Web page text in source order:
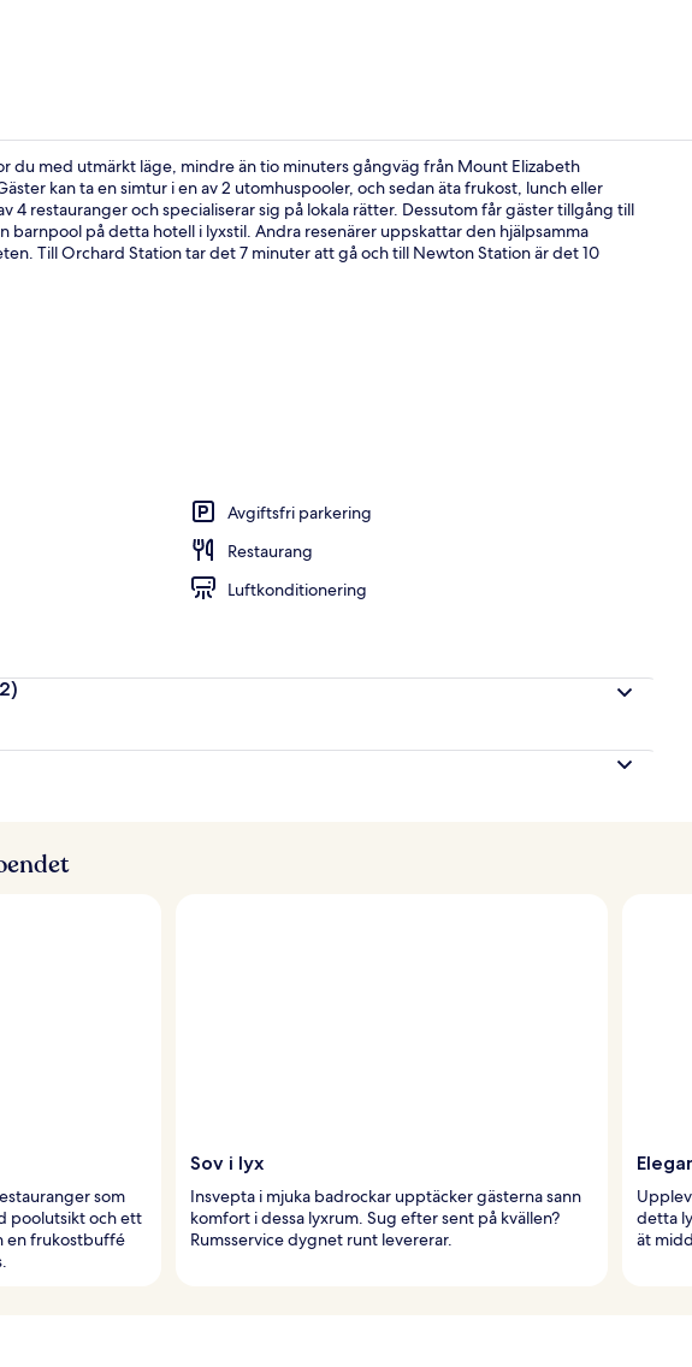
du med utmärkt läge, mindre än tio minuters gångväg från Mount Elizabeth
kan ta en simtur i en av 2 utomhuspooler, och sedan äta frukost, lunch eller
4 restauranger och specialiserar sig på lokala rätter. Dessutom får gäster tillgång till
på detta hotell i lyxstil. Andra resenärer uppskattar den hjälpsamma
Till Orchard Station tar det 7 minuter att gå och till Newton Station är det 10
Avgiftsfri parkering
Restaurang
Luftkonditionering
som
poolutsikt och ett
en frukostbuffé
Sov i lyx
Insvepta i mjuka badrockar upptäcker gästerna sann
komfort i dessa lyxrum. Sug efter sent på kvällen?
Rumsservice dygnet runt levererar.
detta
ät